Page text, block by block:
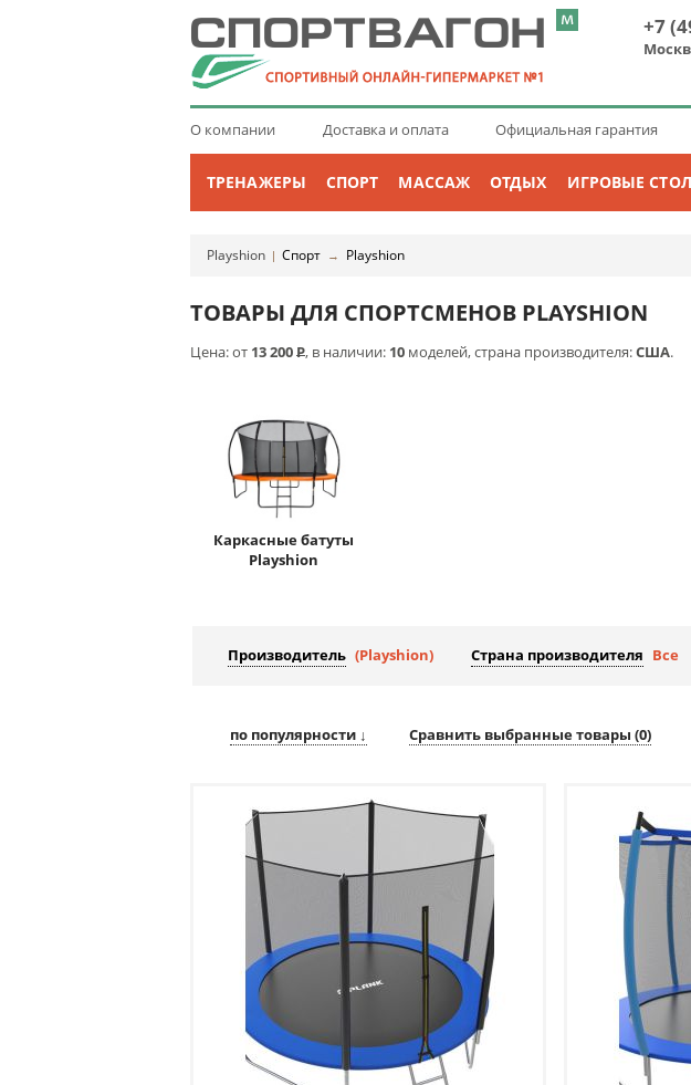
+7
О компании Доставка и оплата Официальная гарантия
ТРЕНАЖЕРЫ СПОРТ МАССАЖ ОТДЫХ ИГРОВЫЕ
Playshion | Спорт → Playshion
ТОВАРЫ ДЛЯ СПОРТСМЕНОВ PLAYSHION
Цена: от 13 200Р, в наличии: 10 моделей, страна производителя:США.
Каркасные батуты
Playshion
Производитель (Playshion) Страна производителя Все
по популярности ↓ Сравнить выбранные товары (0)